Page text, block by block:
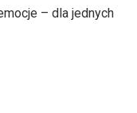
– dla jednych